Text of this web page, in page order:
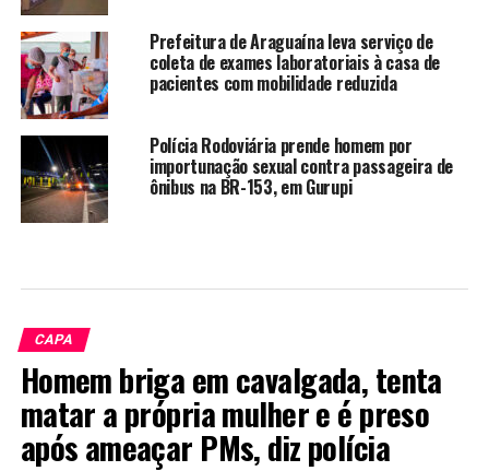
Prefeitura de Araguaína leva serviço de
coleta de exames laboratoriais à casa de
pacientes com mobilidade reduzida
Polícia Rodoviária prende homem por
importunação sexual contra passageira de
ônibus na BR-153, em Gurupi
CAPA
Homem briga em cavalgada, tenta
matar a própria mulher e é preso
após ameaçar PMs, diz polícia